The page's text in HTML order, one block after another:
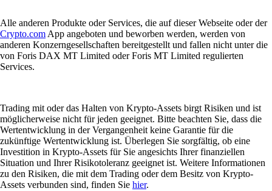
Alle anderen Produkte oder Services, die auf dieser Webseite oder der
Crypto.com App angeboten und beworben werden, werden von
anderen Konzerngesellschaften bereitgestellt und fallen nicht unter die
von Foris DAX MT Limited oder Foris MT Limited regulierten
Services.
Trading mit oder das Halten von Krypto-Assets birgt Risiken und ist
möglicherweise nicht für jeden geeignet. Bitte beachten Sie, dass die
Wertentwicklung in der Vergangenheit keine Garantie für die
zukünftige Wertentwicklung ist. Überlegen Sie sorgfältig, ob eine
Investition in Krypto-Assets für Sie angesichts Ihrer finanziellen
Situation und Ihrer Risikotoleranz geeignet ist. Weitere Informationen
zu den Risiken, die mit dem Trading oder dem Besitz von Krypto-
Assets verbunden sind, finden Sie hier.